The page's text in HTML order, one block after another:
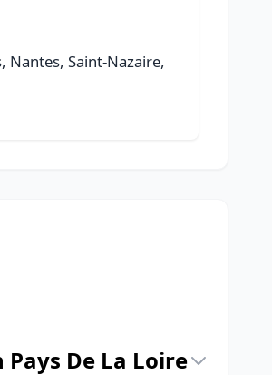
Nantes, Saint-Nazaire,
Pays De La Loire